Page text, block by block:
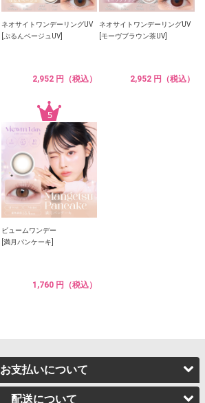
ネオサイトワンデーリングUV
[ぷるんベージュUV]
2,952 円（税込）
ネオサイトワンデーリングUV
[モーヴブラウン茶UV]
2,952 円（税込）
ビュームワンデー
[満月パンケーキ]
1,760 円（税込）
お支払いについて
配送について